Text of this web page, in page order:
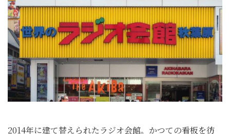
2014年に建て替えられたラジオ会館。かつての看板を彷